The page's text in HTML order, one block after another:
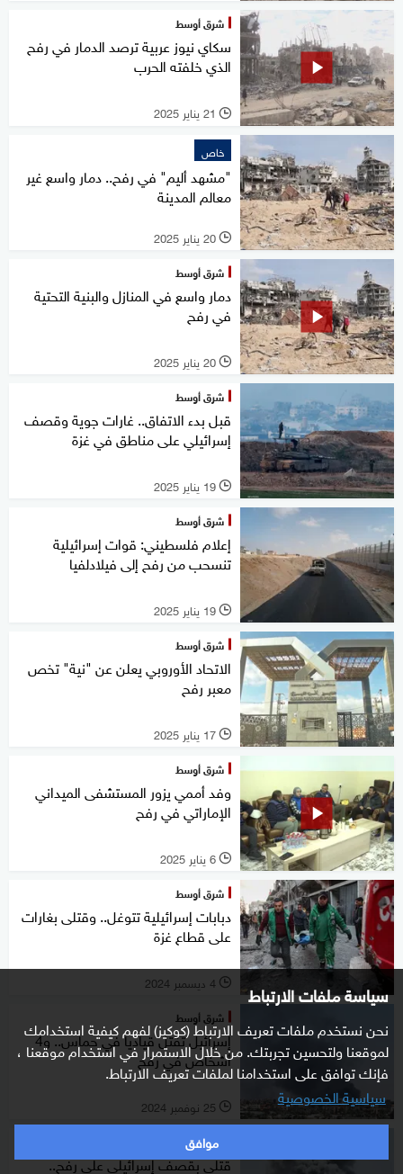
سياسة ملفات الارتباط
نحن نستخدم ملفات تعريف الارتباط (كوكيز) لفهم كيفية استخدامك
لموقعنا ولتحسين تجربتك. من خلال الاستمرار في استخدام موقعنا ،
فإنك توافق على استخدامنا لملفات تعريف الارتباط.
سياسية الخصوصية
موافق
شرق أوسط
سكاي نيوز عربية ترصد الدمار في رفح
الذي خلفته الحرب
l 21 يناير 2025
خاص
"مشهد أليم" في رفح.. دمار واسع غير
معالم المدينة
l 20 يناير 2025
شرق أوسط
دمار واسع في المنازل والبنية التحتية
في رفح
l 20 يناير 2025
شرق أوسط
قبل بدء الاتفاق.. غارات جوية وقصف
إسرائيلي على مناطق في غزة
l 19 يناير 2025
شرق أوسط
إعلام فلسطيني: قوات إسرائيلية
تنسحب من رفح إلى فيلادلفيا
l 19 يناير 2025
شرق أوسط
الاتحاد الأوروبي يعلن عن "نية" تخص
معبر رفح
l 17 يناير 2025
شرق أوسط
وفد أممي يزور المستشفى الميداني
الإماراتي في رفح
l 6 يناير 2025
شرق أوسط
دبابات إسرائيلية تتوغل.. وقتلى بغارات
على قطاع غزة
l 4 ديسمبر 2024
شرق أوسط
إسرائيل تقتل قياديا في حماس.. و4
أشخاص في رفح
l 25 نوفمبر 2024
شرق أوسط
قتلى بقصف إسرائيلي على رفح..